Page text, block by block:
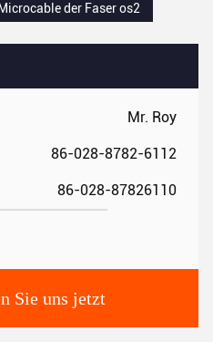
Mr. Roy
86-028-8782-6112
86-028-87826110
Sie uns jetzt
der Faser os2